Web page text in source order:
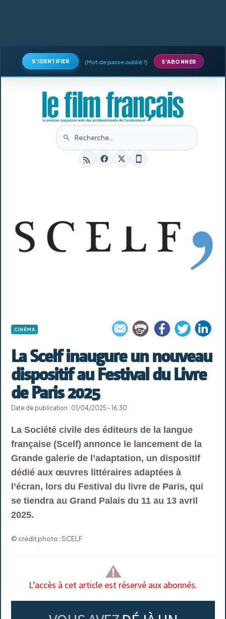
S'IDENTIFIER (Mot de passe oublié ?) S'ABONNER
CINÉMA
La Scelf inaugure un nouveau
dispositif au Festival du Livre
de Paris 2025
Date de publication : 01/04/2025 - 16:30
La Société civile des éditeurs de la langue
française (Scelf) annonce le lancement de la
Grande galerie de l’adaptation, un dispositif
dédié aux œuvres littéraires adaptées à
l’écran, lors du Festival du livre de Paris, qui
se tiendra au Grand Palais du 11 au 13 avril
2025.
© crédit photo : SCELF
L’accès à cet article est réservé aux abonnés.